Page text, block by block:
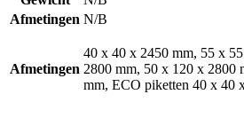
Afmetingen N/B
Afmetingen
40 x 40 x 2450 mm, 55 x
2800 mm, 50 x 120 x 2800
mm, ECO piketten 40 x 40